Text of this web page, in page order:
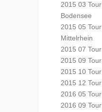
2015 03
Bodensee
2015 05
Mittelrhein
2015 07 Tour
2015 09
2015 10
2015 12
2016 05
2016 09